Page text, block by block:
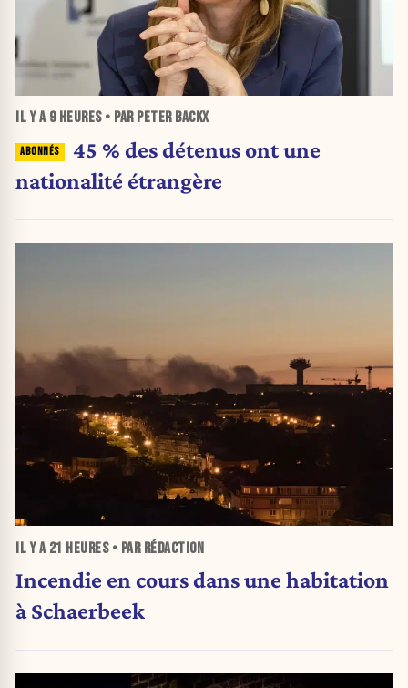
IL Y A 9 HEURES• PAR PETER BACKX
45 % des détenus ont une
nationalité étrangère
IL Y A 21 HEURES• PAR RÉDACTION
Incendie en cours dans une habitation
à Schaerbeek